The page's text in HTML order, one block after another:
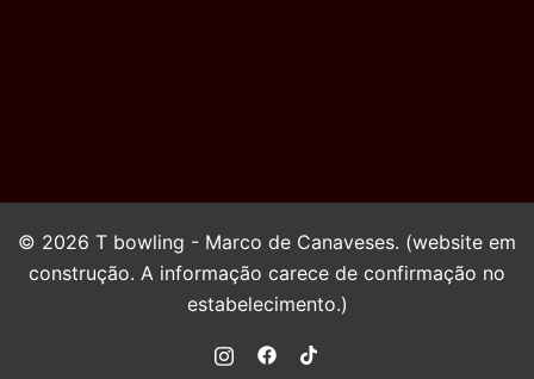
© 2026 T bowling - Marco de Canaveses. (website em
construção. A informação carece de confirmação no
estabelecimento.)
https://instagram.com/tbowling_
https://www.facebook.com/
https://www.tiktok.com/